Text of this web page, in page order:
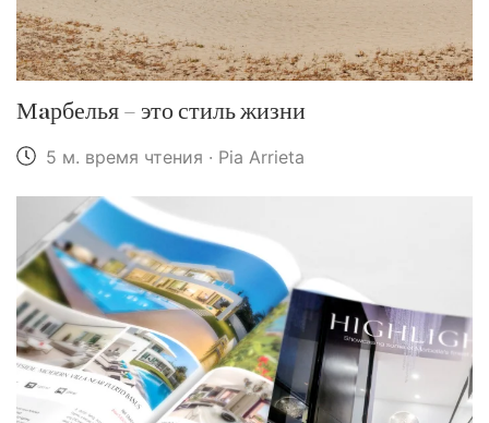
Мaрбелья – это стиль жизни
5 м. время чтения · Pia Arrieta